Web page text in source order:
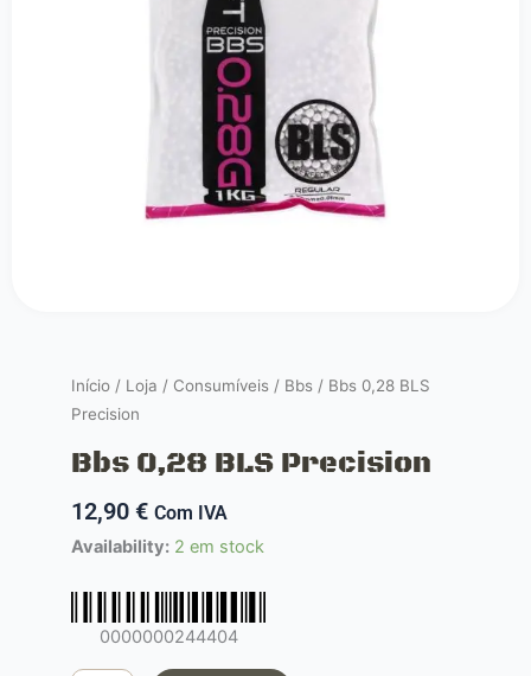
Início / Loja / Consumíveis / Bbs / Bbs 0,28 BLS
Precision
Bbs 0,28 BLS Precision
12,90 € Com IVA
Availability: 2 em stock
0000000244404
Quantidade
0,28